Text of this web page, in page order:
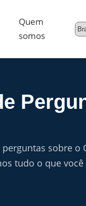
Quem
somos
sobre o
tudo o que você